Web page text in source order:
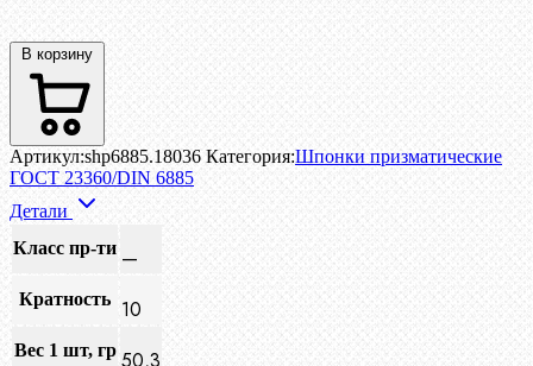
В корзину
Артикул:shp6885.18036 Категория:Шпонки призматические
ГОСТ 23360/DIN 6885
Детали
Класс пр-ти —
Кратность 10
Вес 1 шт, гр